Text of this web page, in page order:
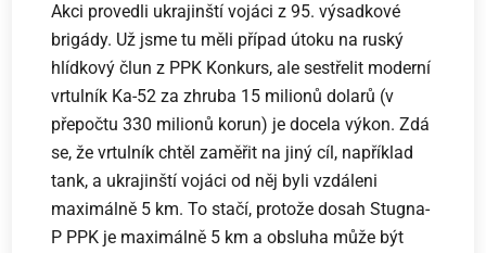
Akci provedli ukrajinští vojáci z 95. výsadkové
brigády. Už jsme tu měli případ útoku na ruský
hlídkový člun z PPK Konkurs, ale sestřelit moderní
vrtulník Ka-52 za zhruba 15 milionů dolarů (v
přepočtu 330 milionů korun) je docela výkon. Zdá
se, že vrtulník chtěl zaměřit na jiný cíl, například
tank, a ukrajinští vojáci od něj byli vzdáleni
maximálně 5 km. To stačí, protože dosah Stugna-
P PPK je maximálně 5 km a obsluha může být